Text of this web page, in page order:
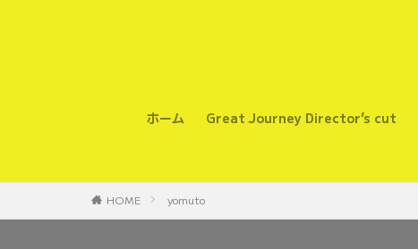
ホーム Great Journey Director’s cut
HOME yomuto